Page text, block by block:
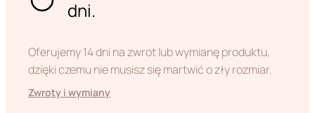
dni.
Oferujemy 14 dni na zwrot lub wymianę produktu,
dzięki czemu nie musisz się martwić o zły rozmiar.
Zwroty i wymiany